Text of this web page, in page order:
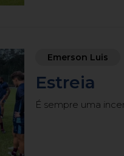
Emerson Luis
Estreia
É sempre uma